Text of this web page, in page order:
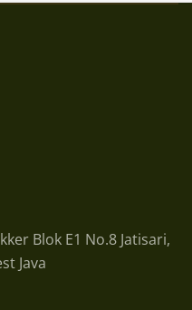
Blok E1 No.8 Jatisari,
Java